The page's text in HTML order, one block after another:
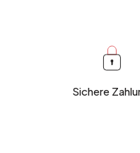
Sichere